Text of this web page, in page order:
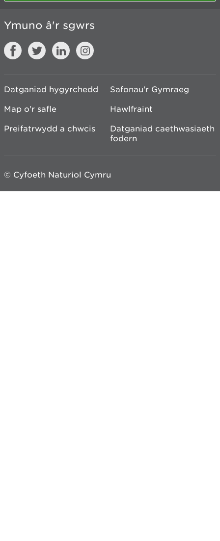
Ymuno â'r sgwrs
Datganiad hygyrchedd
Safonau'r Gymraeg
Map o'r safle
Hawlfraint
Preifatrwydd a chwcis
Datganiad caethwasiaeth
fodern
© Cyfoeth Naturiol Cymru